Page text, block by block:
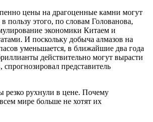
цены на драгоценные камни могут
в пользу этого, по словам Голованова,
экономики Китаем и
И поскольку добыча алмазов на
уменьшается, в ближайшие два года
действительно могут вырасти
представитель